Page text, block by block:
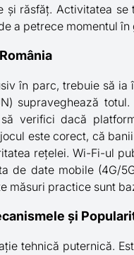
răsfăț. Activitatea
a petrece momentul în
în parc, trebuie să ia
supraveghează
verifici dacă
este corect, că
rețelei. Wi-Fi-ul
de date mobile (4G/
măsuri practice sunt
și
tehnică puternică.